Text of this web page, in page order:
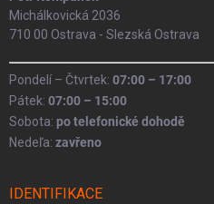
Michálkovická 2036
710 00 Ostrava - Slezská Ostrava
Pondelí – Čtvrtek: 07:00 – 17:00
Pátek: 07:00 – 15:00
Sobota: po telefonické dohodě
Nedeľa: zavřeno
IDENTIFIKACE